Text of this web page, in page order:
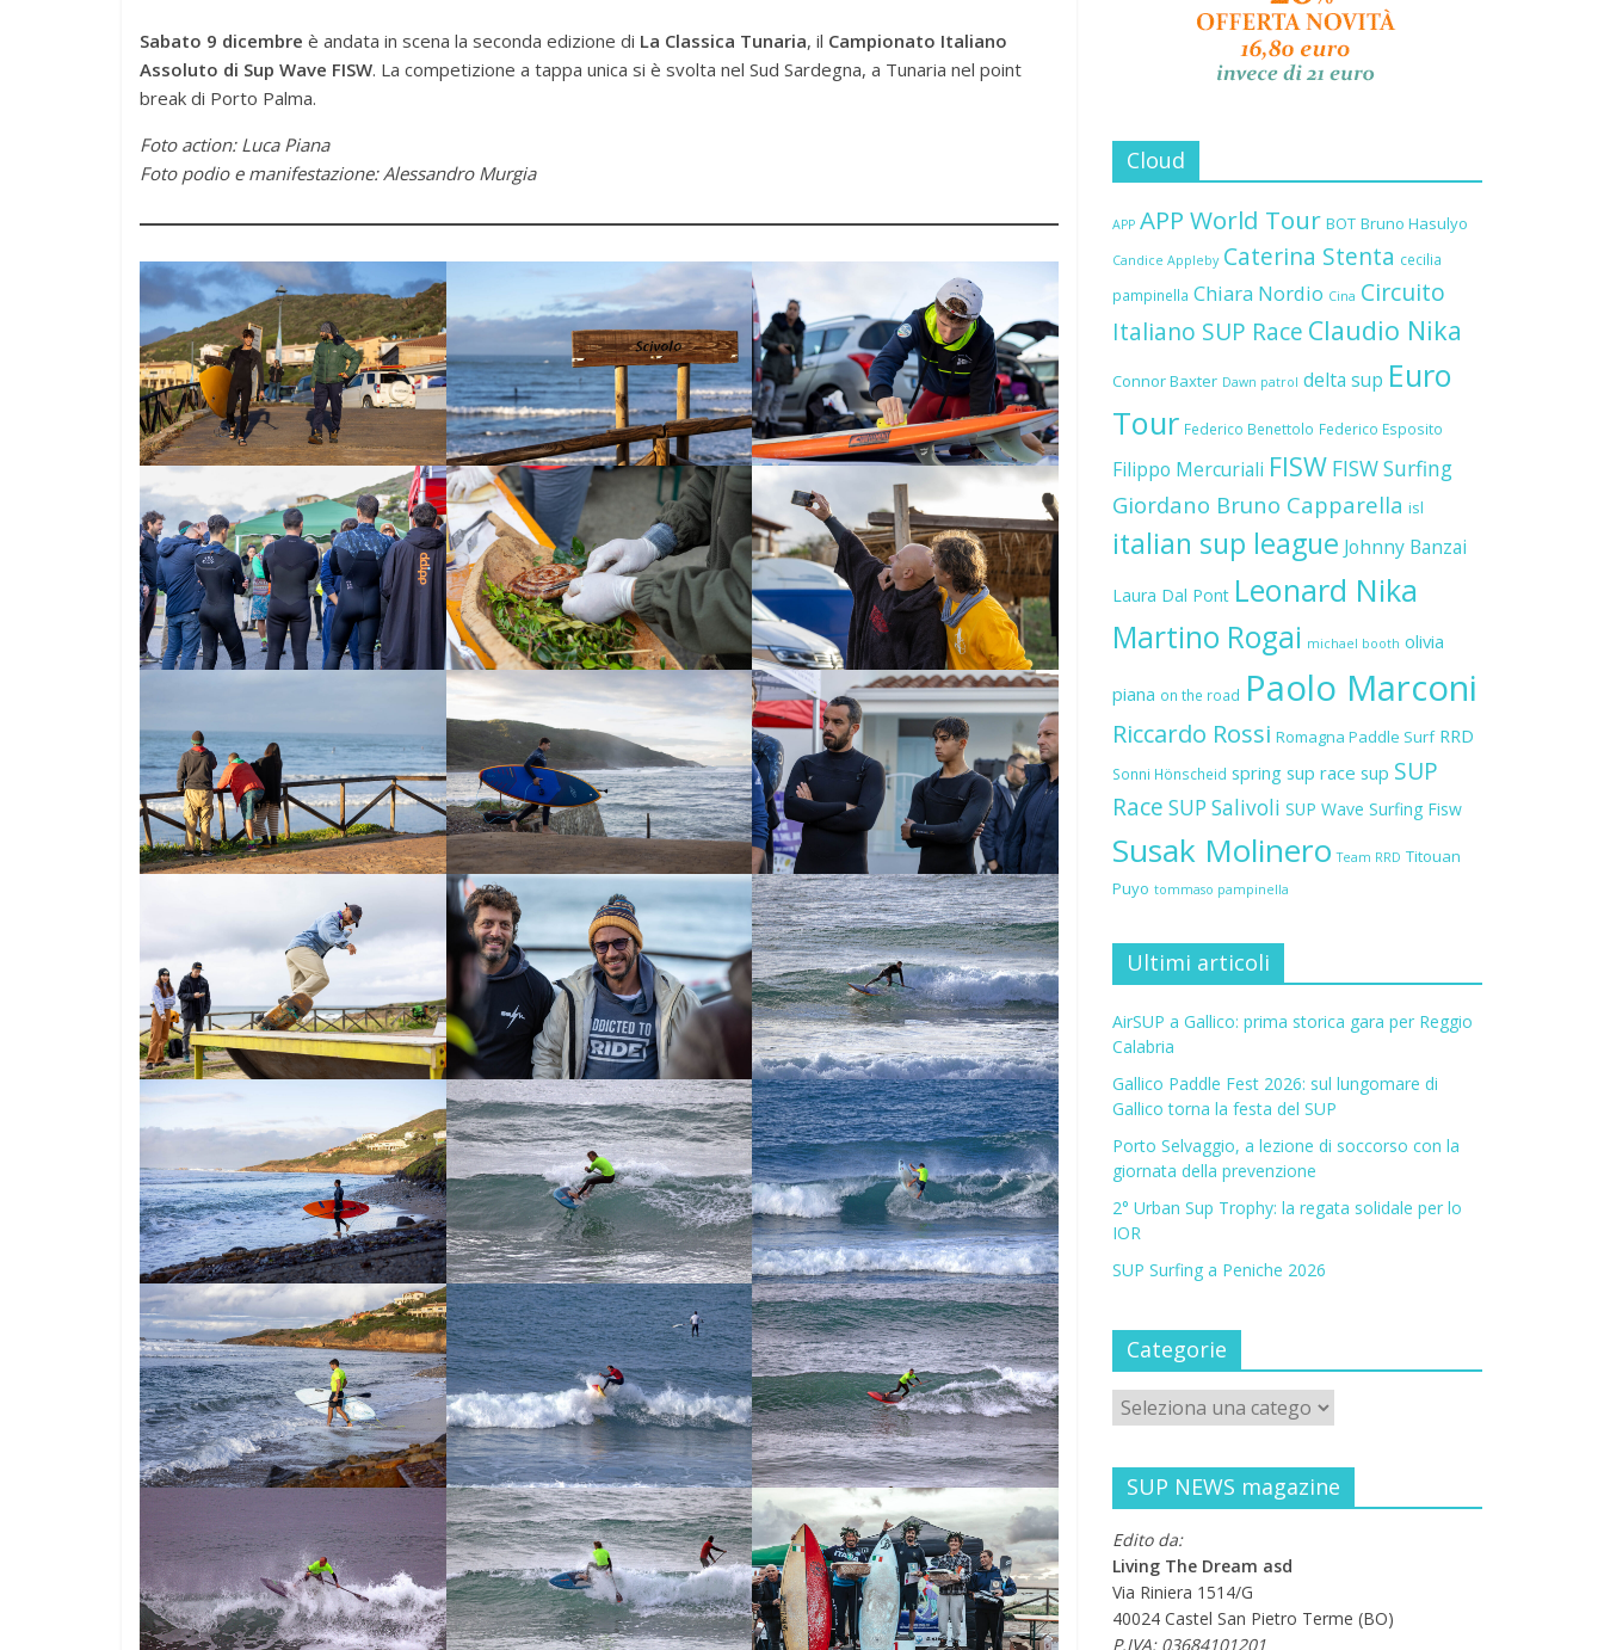
Sabato 9 dicembre è andata in scena la seconda edizione di La Classica Tunaria, il Campionato Italiano
Assoluto di Sup Wave FISW. La competizione a tappa unica si è svolta nel Sud Sardegna, a Tunaria nel point
break di Porto Palma.
Foto action: Luca Piana
Foto podio e manifestazione: Alessandro Murgia
Cloud
APP APP World Tour BOT Bruno Hasulyo
Candice Appleby Caterina Stenta cecilia
pampinella Chiara Nordio Cina Circuito
Italiano SUP Race Claudio Nika
Connor Baxter Dawn patrol delta sup Euro
Tour Federico Benettolo Federico Esposito
Filippo Mercuriali FISW FISW Surfing
Giordano Bruno Capparella isl
italian sup league Johnny Banzai
Laura Dal Pont Leonard Nika
Martino Rogai michael booth olivia
piana on the road Paolo Marconi
Riccardo Rossi Romagna Paddle Surf RRD
Sonni Hönscheid spring sup race sup SUP
Race SUP Salivoli SUP Wave Surfing Fisw
Susak Molinero Team RRD Titouan
Puyo tommaso pampinella
Ultimi articoli
AirSUP a Gallico: prima storica gara per Reggio
Calabria
Gallico Paddle Fest 2026: sul lungomare di
Gallico torna la festa del SUP
Porto Selvaggio, a lezione di soccorso con la
giornata della prevenzione
2° Urban Sup Trophy: la regata solidale per lo
IOR
SUP Surfing a Peniche 2026
Categorie
SUP NEWS magazine
Edito da:
Living The Dream asd
Via Riniera 1514/G
40024 Castel San Pietro Terme (BO)
P.IVA: 03684101201